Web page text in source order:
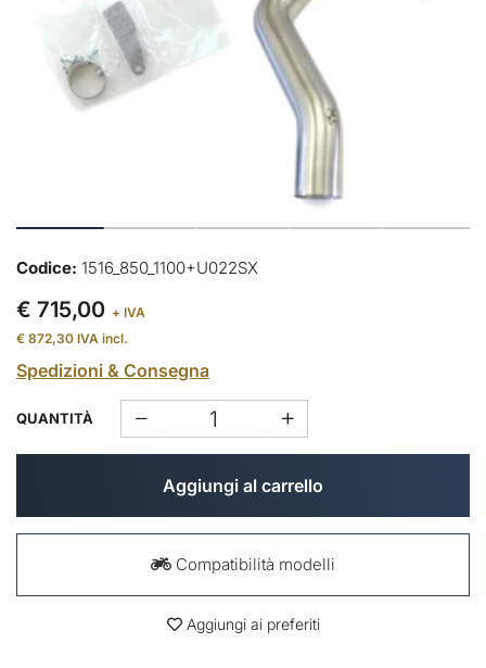
Codice: 1516_850_1100+U022SX
€ 715,00 + IVA
€ 872,30 IVA incl.
Spedizioni & Consegna
QUANTITÀ
Aggiungi al carrello
Compatibilità modelli
Aggiungi ai preferiti